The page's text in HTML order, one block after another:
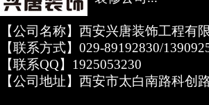
【公司名称】西安兴唐装饰工程有
【联系方式】029-89192830/
【联系QQ】1925053230
【公司地址】西安市太白南路科创